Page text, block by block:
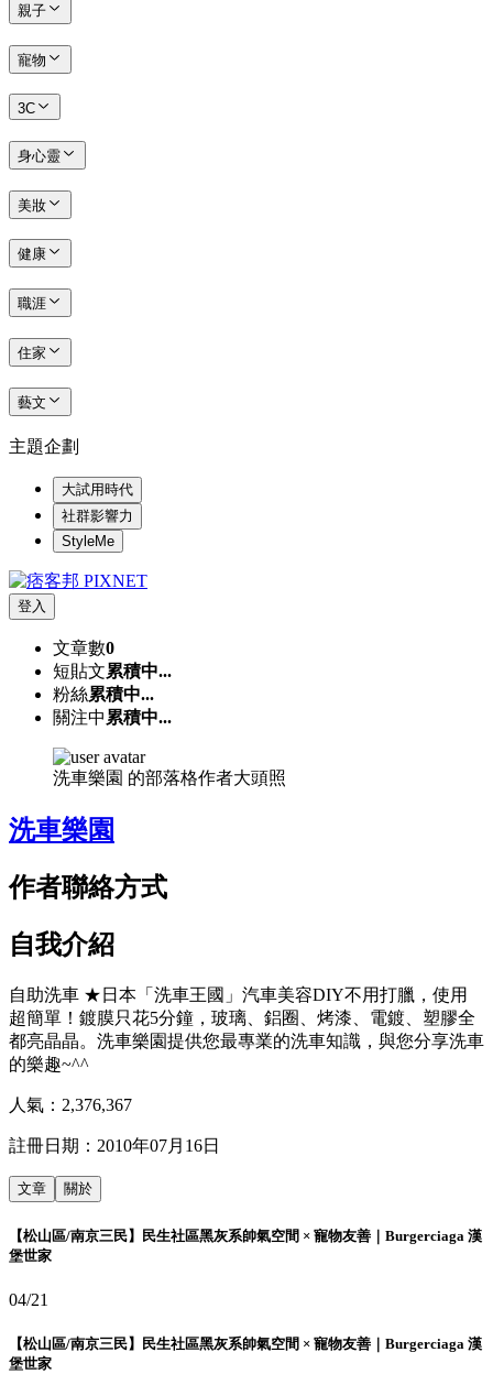
親子
寵物
3C
身心靈
美妝
健康
職涯
住家
藝文
主題企劃
大試用時代
社群影響力
StyleMe
登入
文章數0
短貼文累積中...
粉絲累積中...
關注中 累積中...
洗車樂園 的部落格作者大頭照
洗車樂園
作者聯絡方式
自我介紹
自助洗車 ★日本「洗車王國」汽車美容DIY不用打臘，使用
超簡單！鍍膜只花5分鐘，玻璃、鋁圈、烤漆、電鍍、塑膠全
都亮晶晶。洗車樂園提供您最專業的洗車知識，與您分享洗車
的樂趣~^^
人氣： 2,376,367
註冊日期： 2010年07月16日
文章 關於
【松山區/南京三民】民生社區黑灰系帥氣空間 × 寵物友善｜Burgerciaga 漢
堡世家
04/21
【松山區/南京三民】民生社區黑灰系帥氣空間 × 寵物友善｜Burgerciaga 漢
堡世家